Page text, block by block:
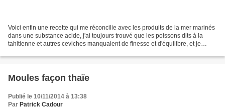
Voici enfin une recette qui me réconcilie avec les produits de la mer marinés
dans une substance acide, j'ai toujours trouvé que les poissons dits à la
tahitienne et autres ceviches manquaient de finesse et d'équilibre, et je
Moules façon thaïe
Publié le 10/11/2014 à 13:38
Par Patrick Cadour